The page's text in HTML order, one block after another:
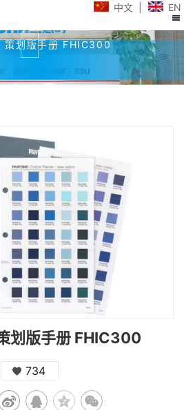
中文| EN
策划版手册 FHIC300
划版手册 FHIC300
734